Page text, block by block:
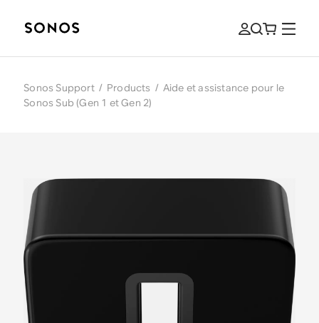
Sonos Support / Products / Aide et assistance pour le
Sonos Sub (Gen 1 et Gen 2)